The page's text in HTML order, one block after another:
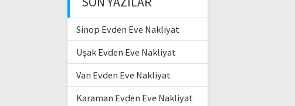
Sinop Evden Eve Nakliyat
Uşak Evden Eve Nakliyat
Van Evden Eve Nakliyat
Karaman Evden Eve Nakliyat